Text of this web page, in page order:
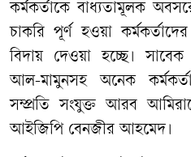
কর্মকর্তাকে বাধ্যতামূলক
চাকরি পূর্ণ হওয়া
বিদায় দেওয়া হচ্ছে।
আল-মামুনসহ অনেক
সম্প্রতি সংযুক্ত আরব
আইজিপি বেনজীর আহমেদ।